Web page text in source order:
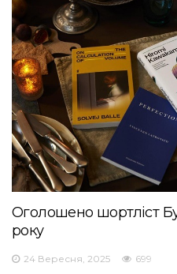
Оголошено шортліст
року
24 Вересня, 2025 699